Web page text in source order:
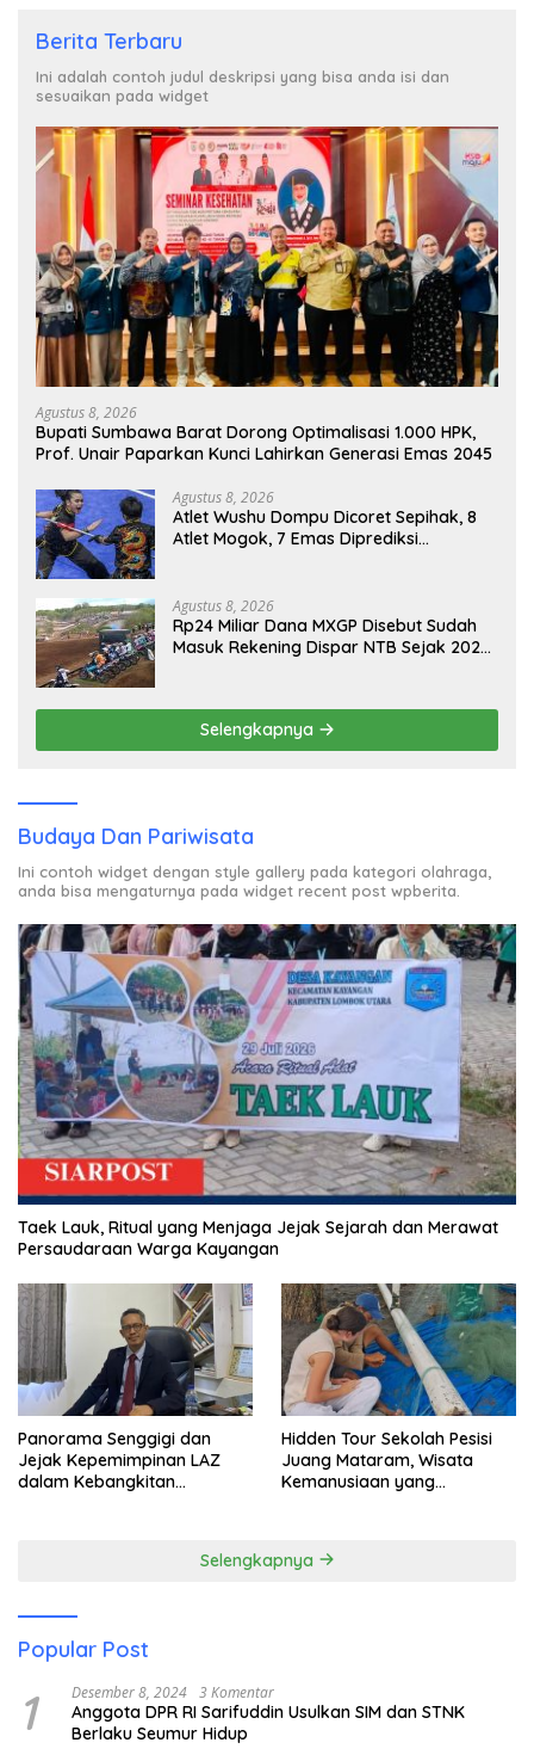
Berita Terbaru
Ini adalah contoh judul deskripsi yang bisa anda isi dan
sesuaikan pada widget
Agustus 8, 2026
Bupati Sumbawa Barat Dorong Optimalisasi 1.000 HPK,
Prof. Unair Paparkan Kunci Lahirkan Generasi Emas 2045
Agustus 8, 2026
Atlet Wushu Dompu Dicoret Sepihak, 8
Atlet Mogok, 7 Emas Diprediksi
Agustus 8, 2026
Rp24 Miliar Dana MXGP Disebut Sudah
Masuk Rekening Dispar NTB Sejak 2024,
Selengkapnya
Budaya Dan Pariwisata
Ini contoh widget dengan style gallery pada kategori olahraga,
anda bisa mengaturnya pada widget recent post wpberita.
Taek Lauk, Ritual yang Menjaga Jejak Sejarah dan Merawat
Persaudaraan Warga Kayangan
Panorama Senggigi dan
Jejak Kepemimpinan LAZ
dalam Kebangkitan
Hidden Tour Sekolah Pesisi
Juang Mataram, Wisata
Kemanusiaan yang
Selengkapnya
Popular Post
1 Desember 8, 2024 3 Komentar
Anggota DPR RI Sarifuddin Usulkan SIM dan STNK
Berlaku Seumur Hidup